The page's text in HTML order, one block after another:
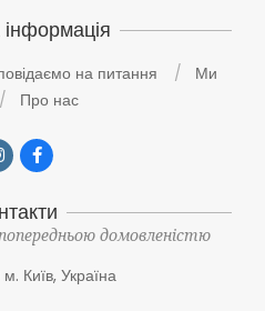
на питання
Ми
Про нас
домовленістю
Київ, Україна